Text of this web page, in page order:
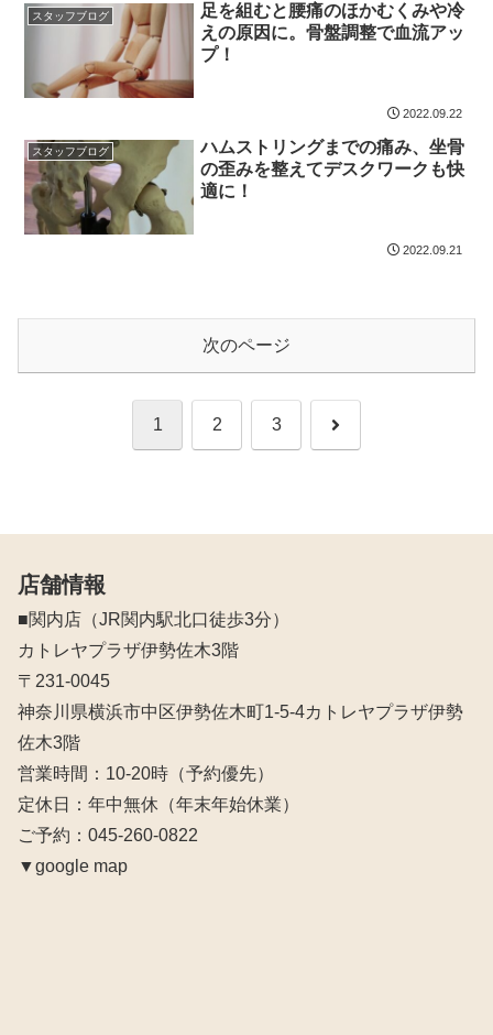
スタッフブログ
足を組むと腰痛のほかむくみや冷
えの原因に。骨盤調整で血流アッ
プ！
2022.09.22
スタッフブログ
ハムストリングまでの痛み、坐骨
の歪みを整えてデスクワークも快
適に！
2022.09.21
次のページ
1 2 3 次
店舗情報
■関内店（JR関内駅北口徒歩3分）
カトレヤプラザ伊勢佐木3階
〒231-0045
神奈川県横浜市中区伊勢佐木町1-5-4カトレヤプラザ伊勢
佐木3階
営業時間：10‐20時（予約優先）
定休日：年中無休（年末年始休業）
ご予約：045-260-0822
▼google map